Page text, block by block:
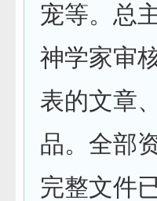
宠等。总
神学家审
表的文章
品。全部
完整文件